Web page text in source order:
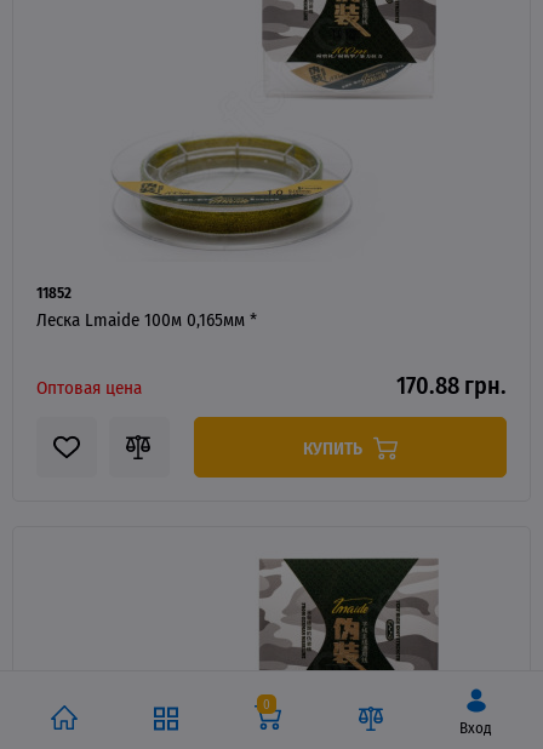
0
Вход
11852
Леска Lmaide 100м 0,165мм *
Оптовая цена 170.88 грн.
КУПИТЬ